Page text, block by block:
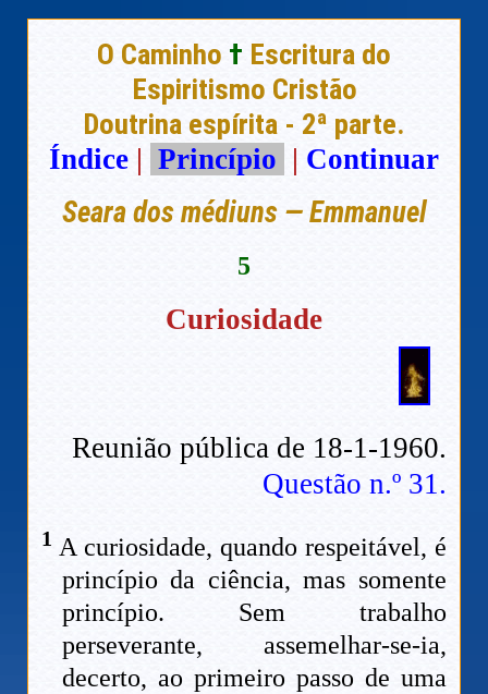
O Caminho † Escritura do
Espiritismo Cristão
Doutrina espírita - 2ª parte.
Índice | Princípio | Continuar
Seara dos médiuns — Emmanuel
5
Curiosidade
Reunião pública de 18-1-1960.
Questão n.º 31.
1 A curiosidade, quando respeitável, é
princípio da ciência, mas somente
princípio. Sem trabalho
perseverante, assemelhar-se-ia,
decerto, ao primeiro passo de uma